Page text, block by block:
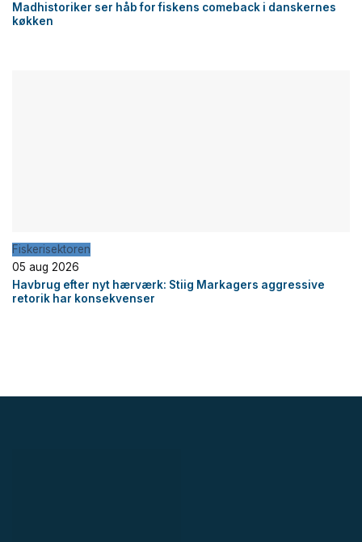
Madhistoriker ser håb for fiskens comeback i danskernes
køkken
Fiskerisektoren
05 aug 2026
Havbrug efter nyt hærværk: Stiig Markagers aggressive
retorik har konsekvenser